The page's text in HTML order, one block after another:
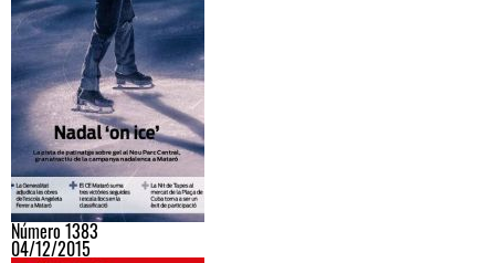
Número 1383
04/12/2015